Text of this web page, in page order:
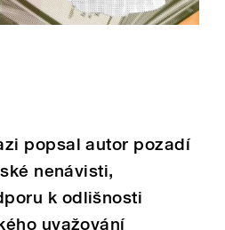
popsal autor pozadí
nenávisti,
k odlišnosti
uvažování